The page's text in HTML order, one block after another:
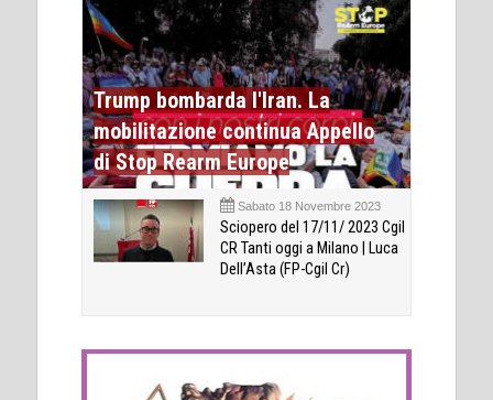
Trump bombarda l'Iran. La
mobilitazione continua Appello
di Stop Rearm Europe
Sabato 18 Novembre 2023
Sciopero del 17/11/ 2023 Cgil
CR Tanti oggi a Milano | Luca
Dell’Asta (FP-Cgil Cr)